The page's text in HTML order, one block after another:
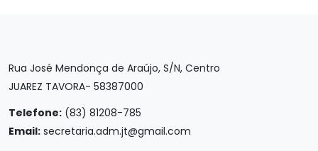
Rua José Mendonça de Araújo, S/N, Centro
JUAREZ TAVORA- 58387000
Telefone: (83) 81208-785
Email: secretaria.adm.jt@gmail.com